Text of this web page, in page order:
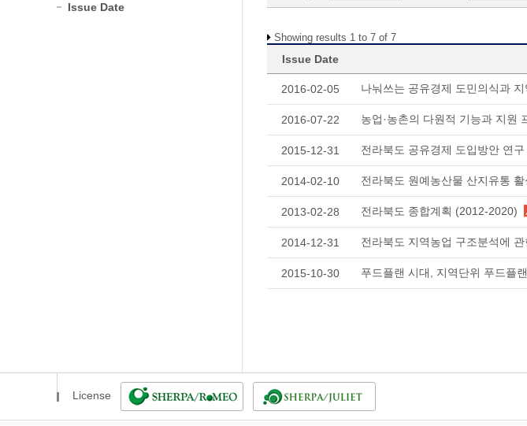
Issue Date
Showing results 1 to 7 of 7
Issue Date
2016-02-05 나눠쓰는 공유경제 도민의식과
2016-07-22 농업·농촌의 다원적 기능과 지원
2015-12-31 전라북도 공유경제 도입방안 연구
2014-02-10 전라북도 원예농산물 산지유통
2013-02-28 전라북도 종합계획 (2012-2020)
2014-12-31 전라북도 지역농업 구조분석에 관
2015-10-30 푸드플랜 시대, 지역단위 푸드플
License